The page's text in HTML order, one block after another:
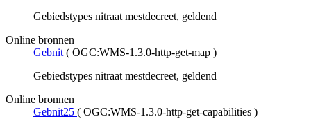
Gebiedstypes nitraat mestdecreet, geldend
Online bronnen
Gebnit ( OGC:WMS-1.3.0-http-get-map )
Gebiedstypes nitraat mestdecreet, geldend
Online bronnen
Gebnit25 ( OGC:WMS-1.3.0-http-get-capabilities )